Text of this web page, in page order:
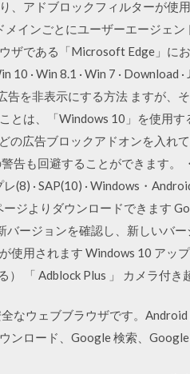
、アドブロックフィルターが使
インごとにユーザーエージェ
ザである「Microsoft Edge」に
10 · Win 8.1 · Win 7 · Download
告を非表示にする方法 ますが
とは、「Windows 10」を使用
の広告ブロックアドオンを入れ
告も回避することができます。
(8) · SAP(10) · Windows・
ジよりダウンロードできます
バージョンを確認し、新しいバ
使用されます Windows 10 アッ
） 「 Adblock Plus 」 カメラ付
なウェブブラウザです。
ンロード、Google 検索、